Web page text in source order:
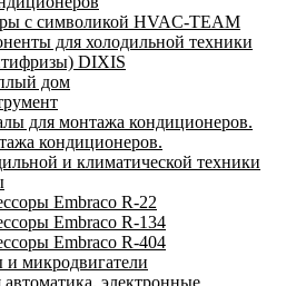
с символикой HVAC-TEAM
для холодильной техники
DIXIS
дом
для монтажа кондиционеров.
кондиционеров.
и климатической техники
Embraco R-22
Embraco R-134
Embraco R-404
и микродвигатели